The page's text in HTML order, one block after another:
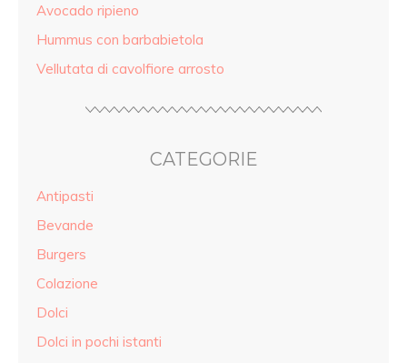
Avocado ripieno
Hummus con barbabietola
Vellutata di cavolfiore arrosto
CATEGORIE
Antipasti
Bevande
Burgers
Colazione
Dolci
Dolci in pochi istanti